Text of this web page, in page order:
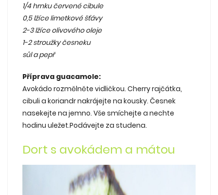
1/4 hrnku červené cibule
0,5 lžíce limetkové šťávy
2-3 lžíce olivového oleje
1-2 stroužky česneku
sůl a pepř
Příprava guacamole:
Avokádo rozmělněte vidličkou. Cherry rajčátka,
cibuli a koriandr nakrájejte na kousky. Česnek
nasekejte na jemno. Vše smíchejte a nechte
hodinu uležet.Podávejte za studena.
Dort s avokádem a mátou